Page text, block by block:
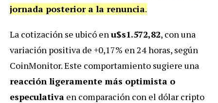
jornada posterior a la renuncia.
La cotización se ubicó enu$s1.572,82, con una
variación positiva de +0,17% en 24 horas, según
CoinMonitor. Este comportamiento sugiere una
reacción ligeramente más optimista o
especulativa en comparación con el dólar cripto